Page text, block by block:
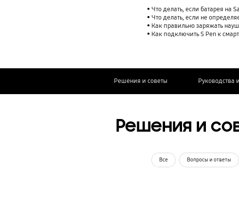
Что делать, если батарея на
Что делать, если не
Как правильно заряжать
Как подключить S Pen к
Решения и советы Руководства
Решения и
Все Вопросы и ответы